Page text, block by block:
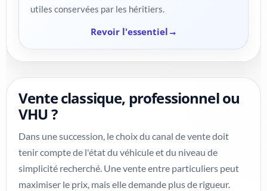
utiles conservées par les héritiers.
Revoir l'essentiel
Vente classique, professionnel ou
VHU ?
Dans une succession, le choix du canal de vente doit
tenir compte de l'état du véhicule et du niveau de
simplicité recherché. Une vente entre particuliers peut
maximiser le prix, mais elle demande plus de rigueur.